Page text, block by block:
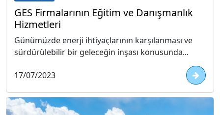
GES Firmalarının Eğitim ve Danışmanlık
Hizmetleri
Günümüzde enerji ihtiyaçlarının karşılanması ve
sürdürülebilir bir geleceğin inşası konusunda...
17/07/2023